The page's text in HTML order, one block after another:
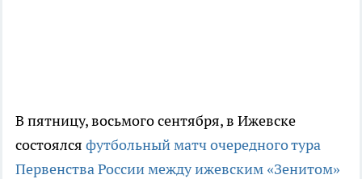
В пятницу, восьмого сентября, в Ижевске
состоялся футбольный матч очередного тура
Первенства России между ижевским «Зенитом»